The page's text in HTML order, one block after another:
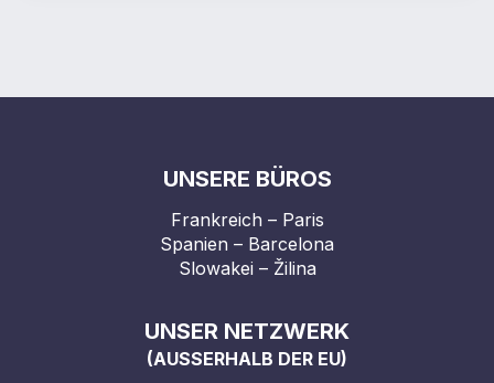
UNSERE BÜROS
Frankreich – Paris
Spanien – Barcelona
Slowakei – Žilina
UNSER NETZWERK
(AUSSERHALB DER EU)